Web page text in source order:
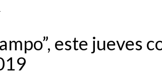
este jueves